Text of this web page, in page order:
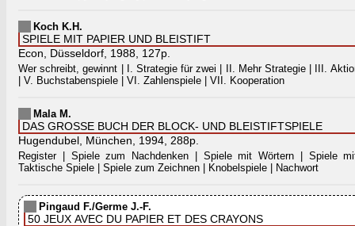
Koch K.H.
SPIELE MIT PAPIER UND BLEISTIFT
Econ, Düsseldorf, 1988, 127p.
Wer schreibt, gewinnt | I. Strategie für zwei | II. Mehr Strategie | III.
| V. Buchstabenspiele | VI. Zahlenspiele | VII. Kooperation
Mala M.
DAS GROSSE BUCH DER BLOCK- UND BLEISTIFTSPIELE
Hugendubel, München, 1994, 288p.
Register | Spiele zum Nachdenken | Spiele mit Wörtern | Spiele
Taktische Spiele | Spiele zum Zeichnen | Knobelspiele | Nachwort
Pingaud F./Germe J.-F.
50 JEUX AVEC DU PAPIER ET DES CRAYONS